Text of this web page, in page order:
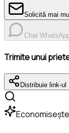
Solicită mai
Chat
Trimite unui
Distribuie link-ul